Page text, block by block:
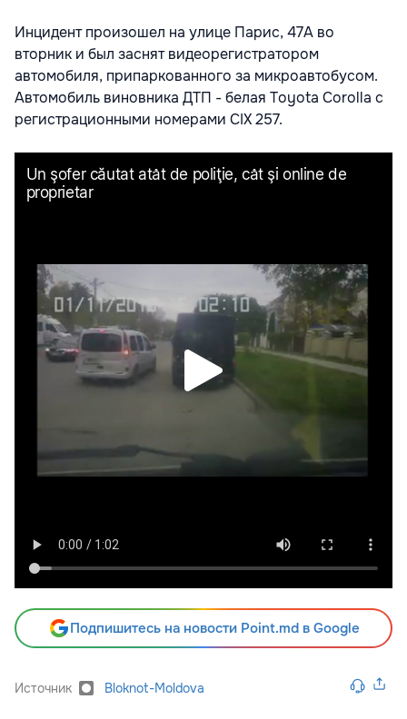
Инцидент произошел на улице Парис, 47А во
вторник и был заснят видеорегистратором
автомобиля, припаркованного за микроавтобусом.
Автомобиль виновника ДТП - белая Toyota Сorolla с
регистрационными номерами CIX 257.
Подпишитесь на новости Point.md в Google
Источник Bloknot-Moldova